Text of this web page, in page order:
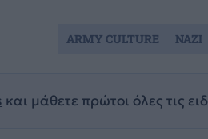
και μάθετε πρώτοι όλες τις
ARMY CULTURE ΝΑΖΙ